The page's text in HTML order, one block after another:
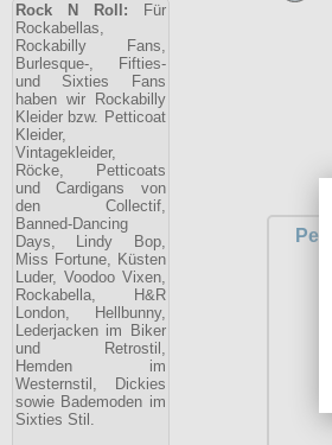
Rock N Roll: Für
Rockabellas,
Rockabilly Fans,
Burlesque-, Fifties-
und Sixties Fans
haben wir Rockabilly
Kleider bzw. Petticoat
Kleider,
Vintagekleider,
Röcke, Petticoats
und Cardigans von
den Collectif,
Banned-Dancing
Days, Lindy Bop,
Miss Fortune, Küsten
Luder, Voodoo Vixen,
Rockabella, H&R
London, Hellbunny,
Lederjacken im Biker
und Retrostil,
Hemden im
Westernstil, Dickies
sowie Bademoden im
Sixties Stil.